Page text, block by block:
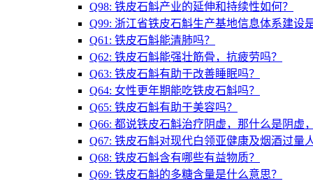
Q98: 铁皮石斛产业的延伸和持续性如何？
Q99: 浙江省铁皮石斛生产基地信息体系建设
Q61: 铁皮石斛能清肺吗？
Q62: 铁皮石斛能强壮筋骨，抗疲劳吗？
Q63: 铁皮石斛有助于改善睡眠吗？
Q64: 女性更年期能吃铁皮石斛吗？
Q65: 铁皮石斛有助于美容吗？
Q66: 都说铁皮石斛治疗阴虚，那什么是阴虚
Q67: 铁皮石斛对现代白领亚健康及烟酒过量
Q68: 铁皮石斛含有哪些有益物质？
Q69: 铁皮石斛的多糖含量是什么意思？